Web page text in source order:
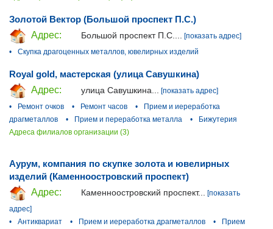
Золотой Вектор (Большой проспект П.С.)
Адрес:
Большой проспект П.С.... [показать адрес]
•
Скупка драгоценных металлов, ювелирных изделий
Royal gold, мастерская (улица Савушкина)
Адрес:
улица Савушкина...
[показать адрес]
•
Ремонт очков • Ремонт часов •
Прием и иереработка
драгметаллов
• Прием и переработка металла •
Бижутерия
Адреса филиалов организации (3)
Аурум, компания по скупке золота и ювелирных
изделий (Каменноостровский проспект)
Адрес:
Каменноостровский проспект...
[показать
адрес]
•
Антиквариат • Прием и иереработка драгметаллов •
Прием